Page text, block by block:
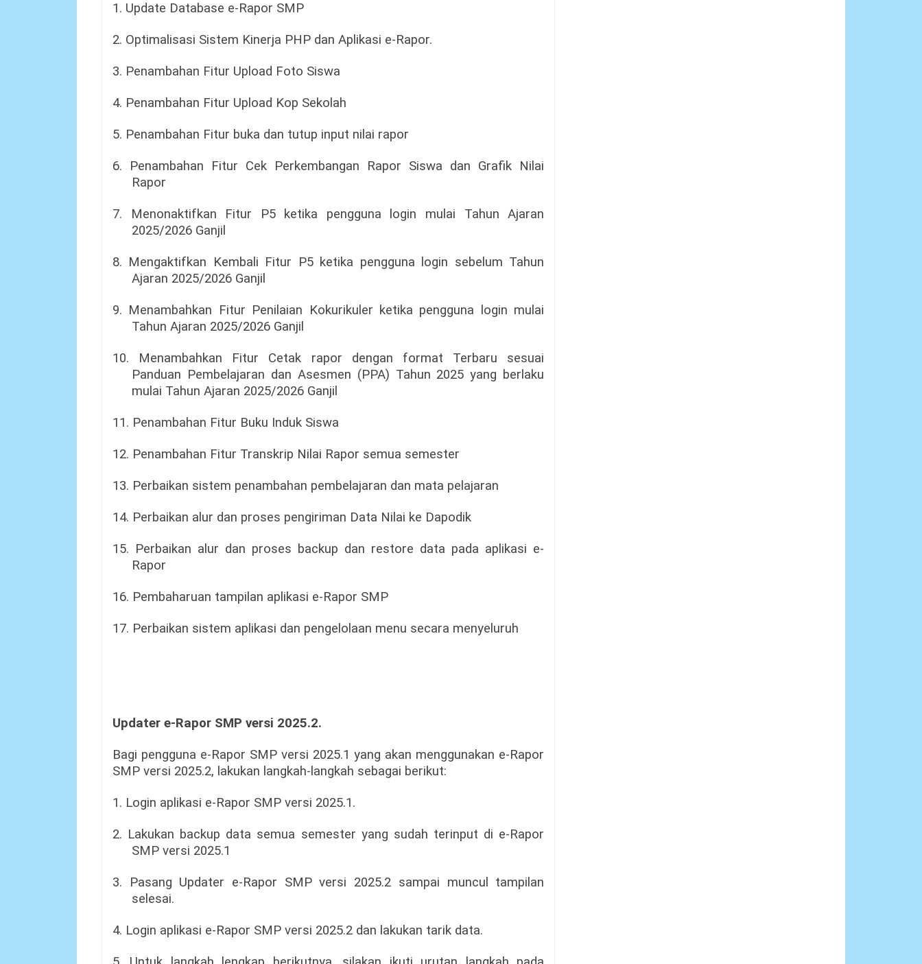
1. Update Database e-Rapor SMP
2. Optimalisasi Sistem Kinerja PHP dan Aplikasi e-Rapor.
3. Penambahan Fitur Upload Foto Siswa
4. Penambahan Fitur Upload Kop Sekolah
5. Penambahan Fitur buka dan tutup input nilai rapor
6. Penambahan Fitur Cek Perkembangan Rapor Siswa dan Grafik Nilai
Rapor
7. Menonaktifkan Fitur P5 ketika pengguna login mulai Tahun Ajaran
2025/2026 Ganjil
8. Mengaktifkan Kembali Fitur P5 ketika pengguna login sebelum Tahun
Ajaran 2025/2026 Ganjil
9. Menambahkan Fitur Penilaian Kokurikuler ketika pengguna login mulai
Tahun Ajaran 2025/2026 Ganjil
10. Menambahkan Fitur Cetak rapor dengan format Terbaru sesuai
Panduan Pembelajaran dan Asesmen (PPA) Tahun 2025 yang berlaku
mulai Tahun Ajaran 2025/2026 Ganjil
11. Penambahan Fitur Buku Induk Siswa
12. Penambahan Fitur Transkrip Nilai Rapor semua semester
13. Perbaikan sistem penambahan pembelajaran dan mata pelajaran
14. Perbaikan alur dan proses pengiriman Data Nilai ke Dapodik
15. Perbaikan alur dan proses backup dan restore data pada aplikasi e-
Rapor
16. Pembaharuan tampilan aplikasi e-Rapor SMP
17. Perbaikan sistem aplikasi dan pengelolaan menu secara menyeluruh
Updater e-Rapor SMP versi 2025.2.
Bagi pengguna e-Rapor SMP versi 2025.1 yang akan menggunakan e-Rapor
SMP versi 2025.2, lakukan langkah-langkah sebagai berikut:
1. Login aplikasi e-Rapor SMP versi 2025.1.
2. Lakukan backup data semua semester yang sudah terinput di e-Rapor
SMP versi 2025.1
3. Pasang Updater e-Rapor SMP versi 2025.2 sampai muncul tampilan
selesai.
4. Login aplikasi e-Rapor SMP versi 2025.2 dan lakukan tarik data.